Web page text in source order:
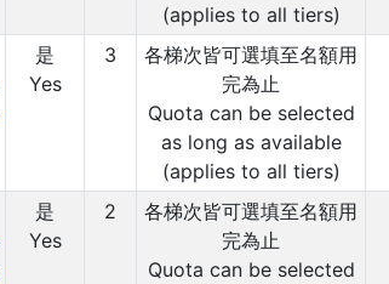
(applies to all tiers)
是
Yes
3
各梯次皆可選填至名額用
完為止
Quota can be selected
as long as available
(applies to all tiers)
是
Yes
2
各梯次皆可選填至名額用
完為止
Quota can be selected